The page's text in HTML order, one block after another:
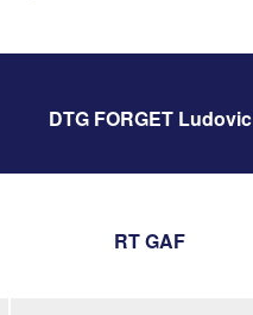
DTG FORGET Ludovic
RT GAF